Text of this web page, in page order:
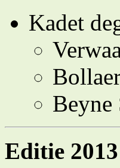
Kadet
Beyne
Editie 2013